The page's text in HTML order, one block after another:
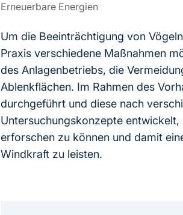
Erneuerbare Energien
Um die Beeinträchtigung von
Praxis verschiedene Maßnahmen
des Anlagenbetriebs, die
Ablenkflächen. Im Rahmen des
durchgeführt und diese nach
Untersuchungskonzepte
erforschen zu können und damit
Windkraft zu leisten.